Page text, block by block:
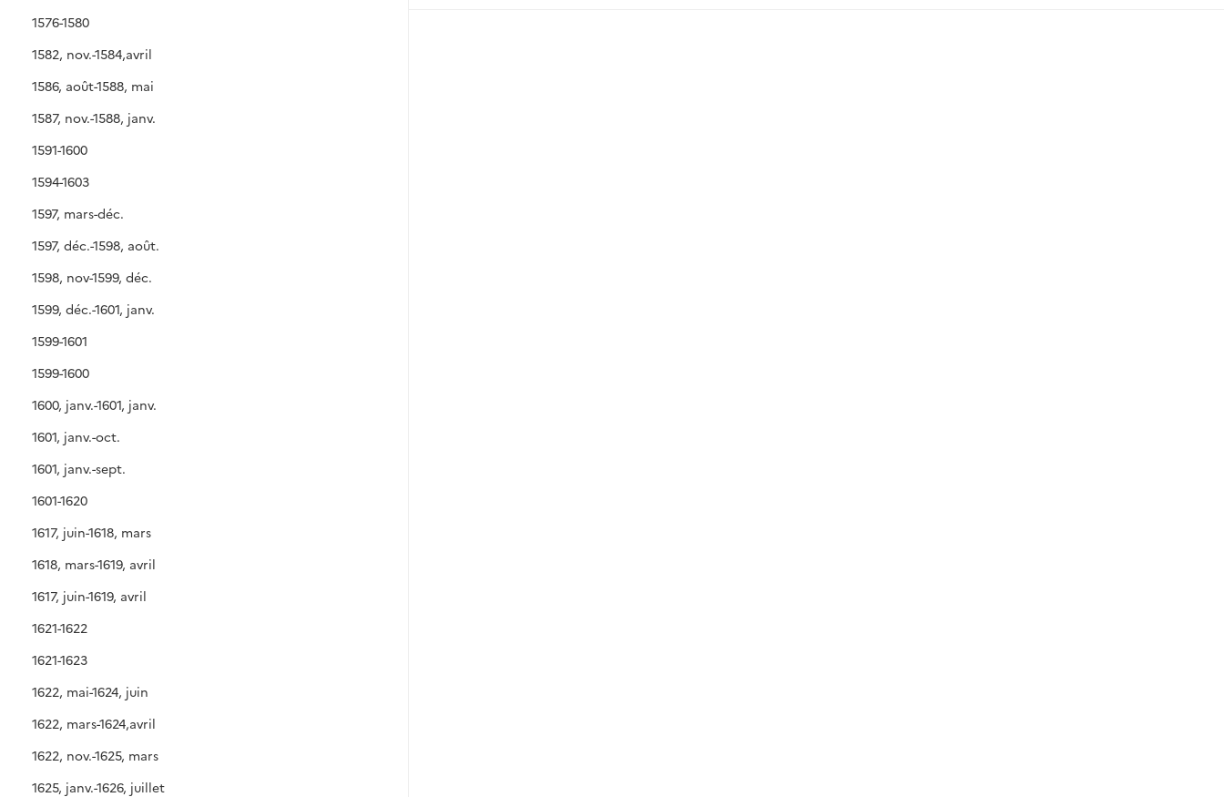
1576-1580
1582, nov.-1584,avril
1586, août-1588, mai
1587, nov.-1588, janv.
1591-1600
1594-1603
1597, mars-déc.
1597, déc.-1598, août.
1598, nov-1599, déc.
1599, déc.-1601, janv.
1599-1601
1599-1600
1600, janv.-1601, janv.
1601, janv.-oct.
1601, janv.-sept.
1601-1620
1617, juin-1618, mars
1618, mars-1619, avril
1617, juin-1619, avril
1621-1622
1621-1623
1622, mai-1624, juin
1622, mars-1624,avril
1622, nov.-1625, mars
1625, janv.-1626, juillet